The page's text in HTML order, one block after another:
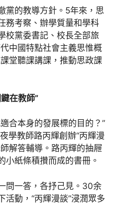
黨的教導方針。5年來，思
務考察、辦學質量和學科
校黨委書記、校長全部旅
中國特點社會主義思惟概
堂聽課講課，推動思政課
在教師”
合本身的發展標的目的？”
學教師路丙輝創辦“丙輝漫
解答輔導。路丙輝的抽屜
小紙條積攢而成的書冊。
問一答，各抒己見。30余
活動，“丙輝漫談”浸潤眾多